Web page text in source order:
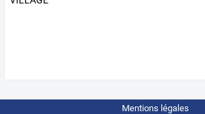
Mentions légales